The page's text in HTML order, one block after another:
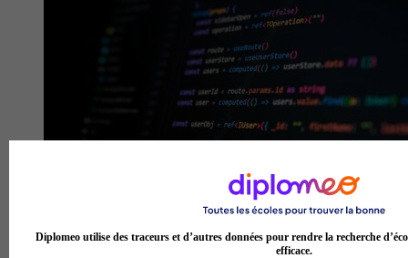
différences et comment choisir ?
Diplomeo utilise des traceurs et d’autres données pour rendre la recherche
efficace.